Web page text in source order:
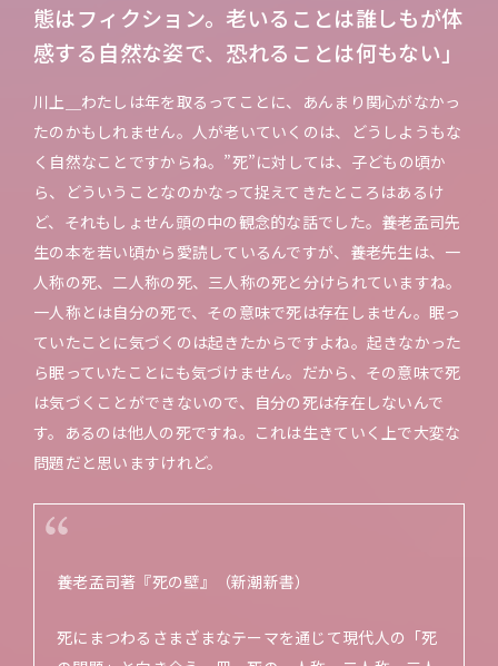
態はフィクション。老いることは誰しもが体
感する自然な姿で、恐れることは何もない」
川上＿わたしは年を取るってことに、あんまり関心がなかっ
たのかもしれません。人が老いていくのは、どうしようもな
く自然なことですからね。”死”に対しては、子どもの頃か
ら、どういうことなのかなって捉えてきたところはあるけ
ど、それもしょせん頭の中の観念的な話でした。養老孟司先
生の本を若い頃から愛読しているんですが、養老先生は、一
人称の死、二人称の死、三人称の死と分けられていますね。
一人称とは自分の死で、その意味で死は存在しません。眠っ
ていたことに気づくのは起きたからですよね。起きなかった
ら眠っていたことにも気づけません。だから、その意味で死
は気づくことができないので、自分の死は存在しないんで
す。あるのは他人の死ですね。これは生きていく上で大変な
問題だと思いますけれど。
養老孟司著『死の壁』（新潮新書）
死にまつわるさまざまなテーマを通じて現代人の「死